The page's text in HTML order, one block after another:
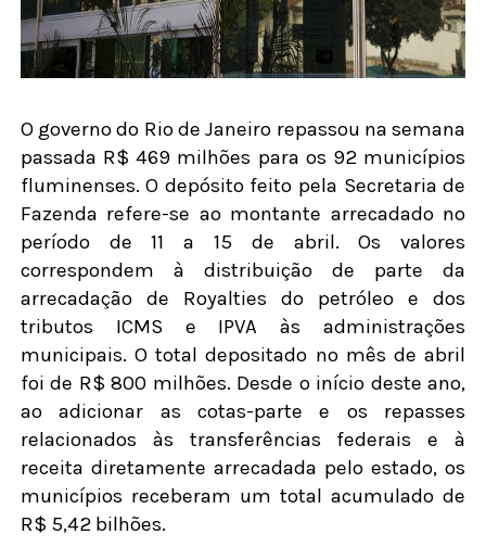
O governo do Rio de Janeiro repassou na semana
passada R$ 469 milhões para os 92 municípios
fluminenses. O depósito feito pela Secretaria de
Fazenda refere-se ao montante arrecadado no
período de 11 a 15 de abril. Os valores
correspondem à distribuição de parte da
arrecadação de Royalties do petróleo e dos
tributos ICMS e IPVA às administrações
municipais. O total depositado no mês de abril
foi de R$ 800 milhões. Desde o início deste ano,
ao adicionar as cotas-parte e os repasses
relacionados às transferências federais e à
receita diretamente arrecadada pelo estado, os
municípios receberam um total acumulado de
R$ 5,42 bilhões.